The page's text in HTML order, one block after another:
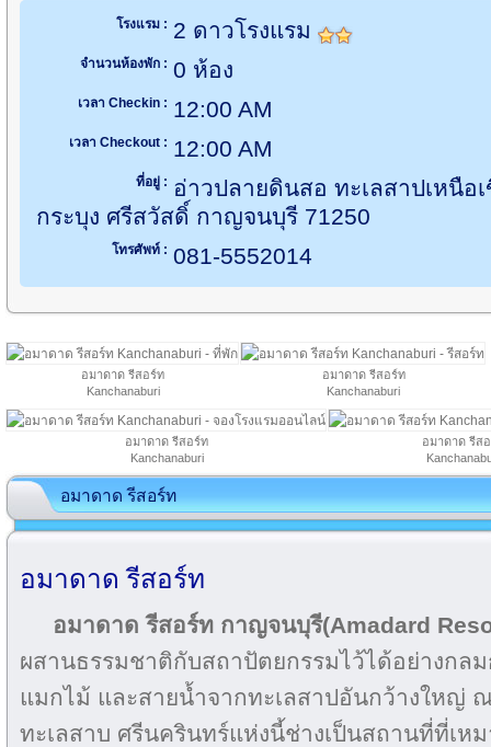
โรงแรม : 2 ดาวโรงแรม
จำนวนห้องพัก : 0 ห้อง
เวลา Checkin : 12:00 AM
เวลา Checkout : 12:00 AM
ที่อยู่ : อ่าวปลายดินสอ ทะเลสาปเหนื
กระบุง ศรีสวัสดิ์ กาญจนบุรี 71250
โทรศัพท์ : 081-5552014
อมาดาด รีสอร์ท
Kanchanaburi
อมาดาด รีสอร์ท
Kanchanaburi
อมาดาด รีสอร์ท
Kanchanaburi
อมาดาด รีส
อมาดาด รีสอร์ท
อมาดาด รีสอร์ท
อมาดาด รีสอร์ท กาญจนบุรี(Amadard
ผสานธรรมชาติกับสถาปัตยกรรมไว้ได้อย่างกล
แมกไม้ และสายน้ำจากทะเลสาปอันกว้างใหญ่
ทะเลสาบ ศรีนครินทร์แห่งนี้ช่างเป็นสถานที่ที่เห